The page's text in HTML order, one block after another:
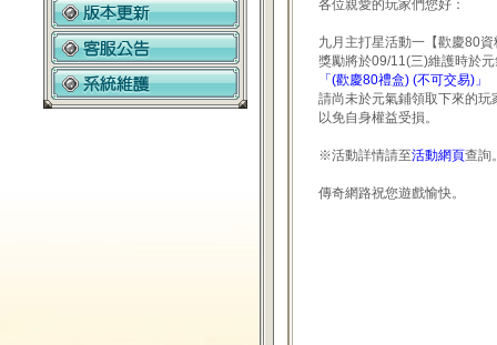
各位親愛的玩家們您好：
九月主打星活動一【歡慶80
獎勵將於09/11(三)維護時於
「(歡慶80禮盒) (不可交易)」
請尚未於元氣鋪領取下來的玩
以免自身權益受損。
※活動詳情請至活動網頁查詢
傳奇網路祝您遊戲愉快。